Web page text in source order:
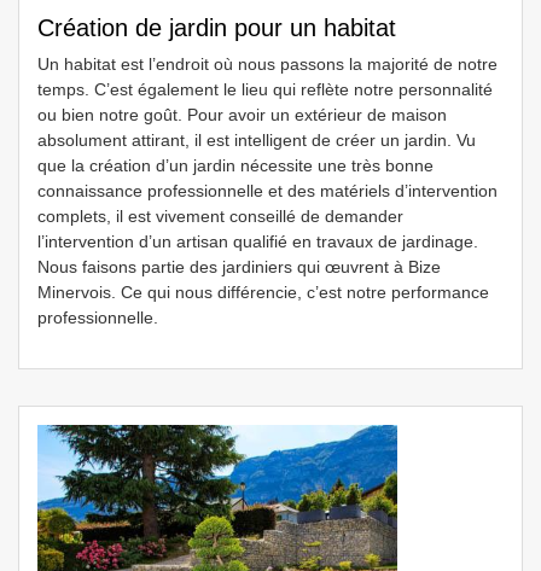
Création de jardin pour un habitat
Un habitat est l’endroit où nous passons la majorité de notre
temps. C’est également le lieu qui reflète notre personnalité
ou bien notre goût. Pour avoir un extérieur de maison
absolument attirant, il est intelligent de créer un jardin. Vu
que la création d’un jardin nécessite une très bonne
connaissance professionnelle et des matériels d’intervention
complets, il est vivement conseillé de demander
l’intervention d’un artisan qualifié en travaux de jardinage.
Nous faisons partie des jardiniers qui œuvrent à Bize
Minervois. Ce qui nous différencie, c’est notre performance
professionnelle.